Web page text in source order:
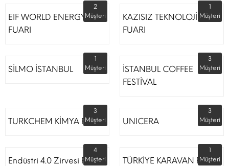
EIF WORLD ENERGY
FUARI
2
Müşteri
KAZISIZ TEKNOLOJİLER
FUARI
1
Müşteri
SİLMO İSTANBUL
1
Müşteri
İSTANBUL COFFEE
FESTİVAL
3
Müşteri
TURKCHEM KİMYA FUARI
3
Müşteri
UNICERA
3
Müşteri
Endüstri 4.0 Zirvesi Fuarı
4
Müşteri
TÜRKİYE KARAVAN FUARI
1
Müşteri